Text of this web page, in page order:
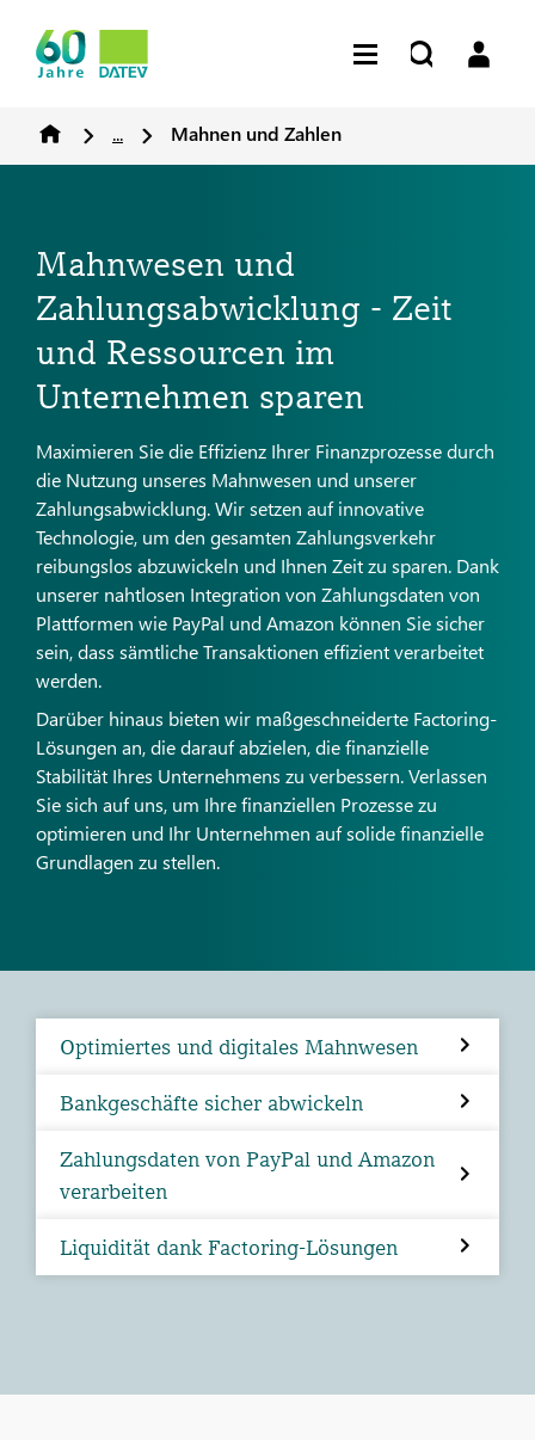
... Mahnen und Zahlen
Mahnwesen und
Zahlungsabwicklung - Zeit
und Ressourcen im
Unternehmen sparen
Maximieren Sie die Effizienz Ihrer Finanzprozesse durch
die Nutzung unseres Mahnwesen und unserer
Zahlungsabwicklung. Wir setzen auf innovative
Technologie, um den gesamten Zahlungsverkehr
reibungslos abzuwickeln und Ihnen Zeit zu sparen. Dank
unserer nahtlosen Integration von Zahlungsdaten von
Plattformen wie PayPal und Amazon können Sie sicher
sein, dass sämtliche Transaktionen effizient verarbeitet
werden.
Darüber hinaus bieten wir maßgeschneiderte Factoring-
Lösungen an, die darauf abzielen, die finanzielle
Stabilität Ihres Unternehmens zu verbessern. Verlassen
Sie sich auf uns, um Ihre finanziellen Prozesse zu
optimieren und Ihr Unternehmen auf solide finanzielle
Grundlagen zu stellen.
Optimiertes und digitales Mahnwesen
Bankgeschäfte sicher abwickeln
Zahlungsdaten von PayPal und Amazon
verarbeiten
Liquidität dank Factoring-Lösungen